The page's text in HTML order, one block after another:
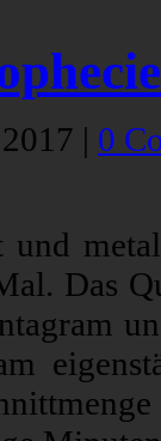
| 0
und
Das